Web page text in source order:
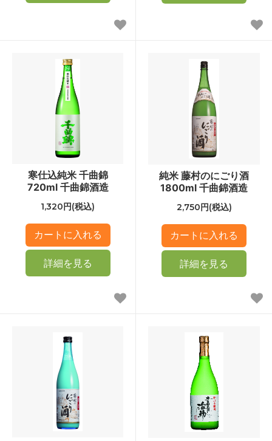
寒仕込純米 千曲錦
720ml 千曲錦酒造
1,320円(税込)
詳細を見る
純米 藤村のにごり酒
1800ml 千曲錦酒造
2,750円(税込)
詳細を見る